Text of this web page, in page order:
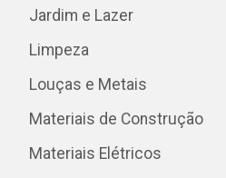
Jardim e Lazer
Limpeza
Louças e Metais
Materiais de Construção
Materiais Elétricos